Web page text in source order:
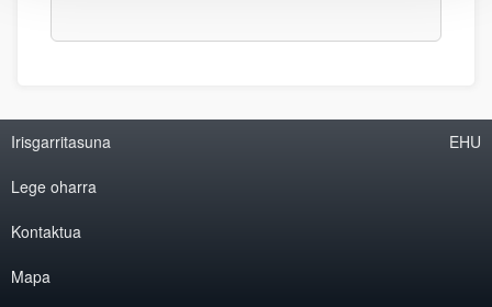
Irisgarritasuna
Lege oharra
Kontaktua
Mapa
EHU